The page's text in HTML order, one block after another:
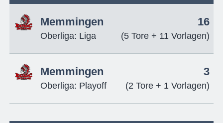
Memmingen
Oberliga: Liga
16
(5 Tore + 11 Vorlagen)
Memmingen
Oberliga: Playoff
3
(2 Tore + 1 Vorlagen)